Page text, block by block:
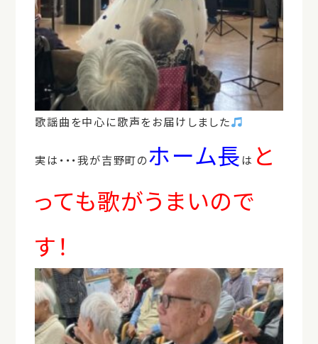
歌謡曲を中心に歌声をお届けしました
実は・・・我が吉野町のホーム長 は と
っても歌がうまいので
す！